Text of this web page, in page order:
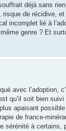
déjà sans
de récidive,
incomplet lié à
genre ? Et
avec l’adoption,
qu’il soit bien
apaisant
de france-
à certains,